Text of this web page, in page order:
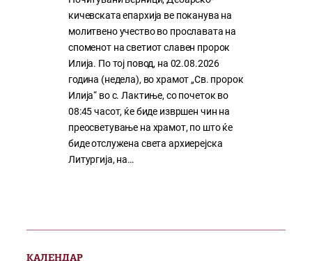
кичевската епархија ве поканува на
молитвено учество во прославата на
споменот на светиот славен пророк
Илија. По тој повод, на 02.08.2026
година (недела), во храмот „Св. пророк
Илија“ во с. Лактиње, со почеток во
08:45 часот, ќе биде извршен чин на
преосветување на храмот, по што ќе
биде отслужена света архиерејска
Литургија, на…
КАЛЕНДАР